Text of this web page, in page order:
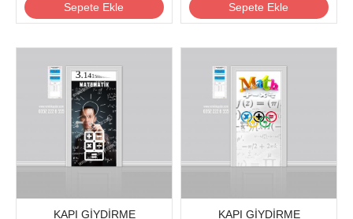
Sepete Ekle Sepete Ekle
KAPI GİYDİRME KAPI GİYDİRME